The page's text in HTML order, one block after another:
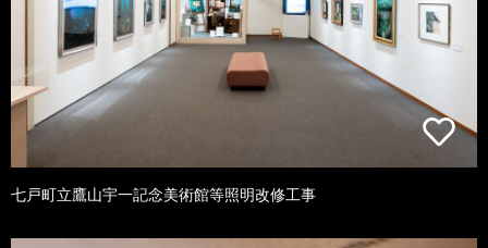
七戸町立鷹山宇一記念美術館等照明改修工事